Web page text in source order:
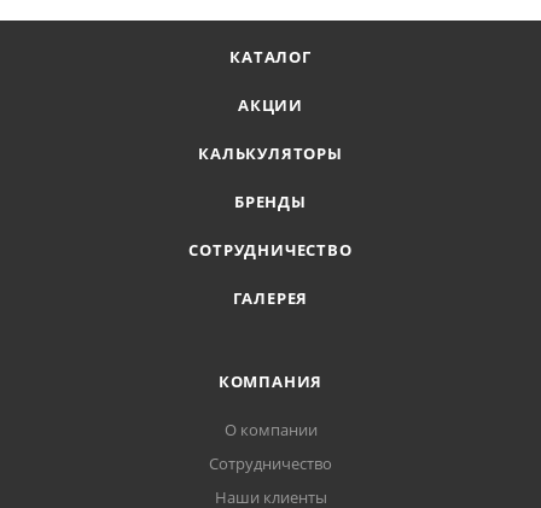
КАТАЛОГ
АКЦИИ
КАЛЬКУЛЯТОРЫ
БРЕНДЫ
СОТРУДНИЧЕСТВО
ГАЛЕРЕЯ
КОМПАНИЯ
О компании
Сотрудничество
Наши клиенты